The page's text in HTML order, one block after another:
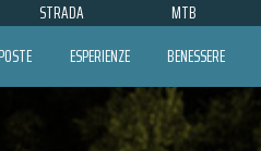
STRADA MTB
ESPERIENZE BENESSERE